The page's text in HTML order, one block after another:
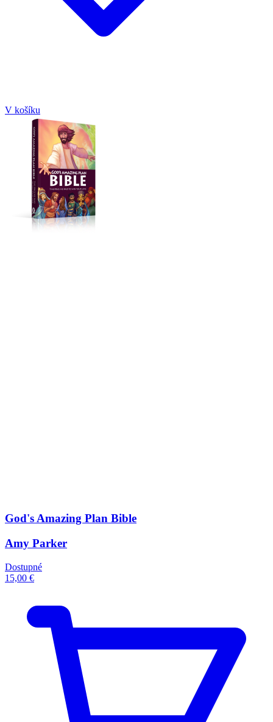
V košíku
God's Amazing Plan Bible
Amy Parker
Dostupné
15,00 €